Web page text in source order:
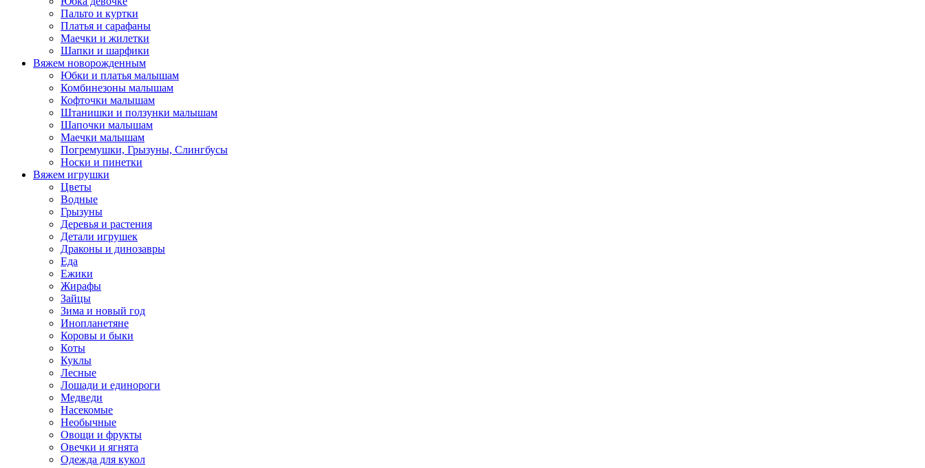
Пальто и куртки
Платья и сарафаны
Маечки и жилетки
Шапки и шарфики
Вяжем новорожденным
Юбки и платья малышам
Комбинезоны малышам
Кофточки малышам
Штанишки и ползунки малышам
Шапочки малышам
Маечки малышам
Погремушки, Грызуны, Слингбусы
Носки и пинетки
Вяжем игрушки
Цветы
Водные
Грызуны
Деревья и растения
Детали игрушек
Драконы и динозавры
Еда
Ежики
Жирафы
Зайцы
Зима и новый год
Инопланетяне
Коровы и быки
Коты
Куклы
Лесные
Лошади и единороги
Медведи
Насекомые
Необычные
Овощи и фрукты
Овечки и ягнята
Одежда для кукол